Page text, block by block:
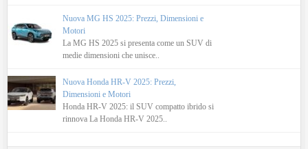
Nuova MG HS 2025: Prezzi, Dimensioni e
Motori
La MG HS 2025 si presenta come un SUV di
medie dimensioni che unisce..
Nuova Honda HR-V 2025: Prezzi,
Dimensioni e Motori
Honda HR-V 2025: il SUV compatto ibrido si
rinnova La Honda HR-V 2025..